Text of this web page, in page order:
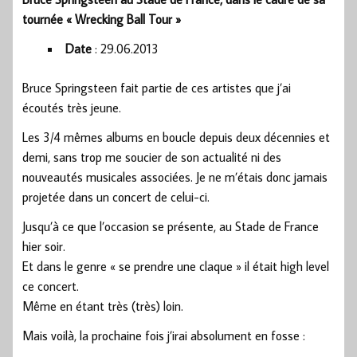
tournée « Wrecking Ball Tour »
Date : 29.06.2013
Bruce Springsteen fait partie de ces artistes que j’ai
écoutés très jeune.
Les 3/4 mêmes albums en boucle depuis deux décennies et
demi, sans trop me soucier de son actualité ni des
nouveautés musicales associées. Je ne m’étais donc jamais
projetée dans un concert de celui-ci.
Jusqu’à ce que l’occasion se présente, au Stade de France
hier soir.
Et dans le genre « se prendre une claque » il était high level
ce concert.
Même en étant très (très) loin.
Mais voilà, la prochaine fois j’irai absolument en fosse :